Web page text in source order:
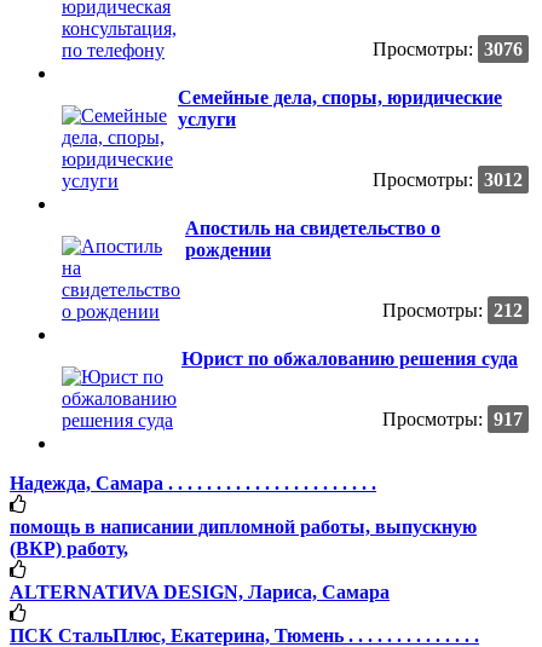
Просмотры: 3076
Семейные дела, споры, юридические
услуги
Просмотры: 3012
Апостиль на свидетельство о
рождении
Просмотры: 212
Юрист по обжалованию решения суда
Просмотры: 917
Надежда, Самара . . . . . . . . . . . . . . . . . . . . . .
помощь в написании дипломной работы, выпускную
(ВКР) работу,
ALTERNATИVA DESIGN, Лариса, Самара
ПСК СтальПлюс, Екатерина, Тюмень . . . . . . . . . . . . . .